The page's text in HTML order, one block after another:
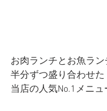
お肉ランチとお魚ラ
半分ずつ盛り合わせた
当店の人気No.1メニュ